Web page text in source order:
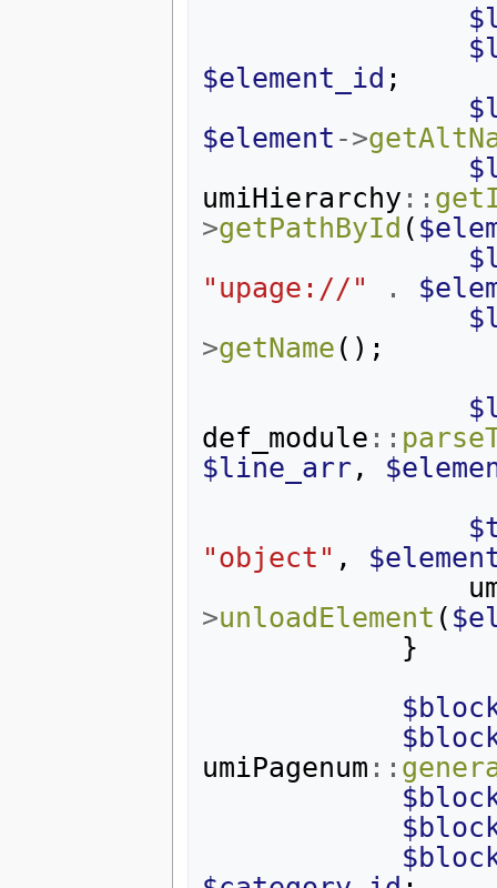
$element_id ;
$element ->
umiHierarchy ::
>getPathById (
"upage://"
.
>getName ();
def_module ::
$line_arr ,
"object" ,
>unloadElement (
}
umiPagenum ::